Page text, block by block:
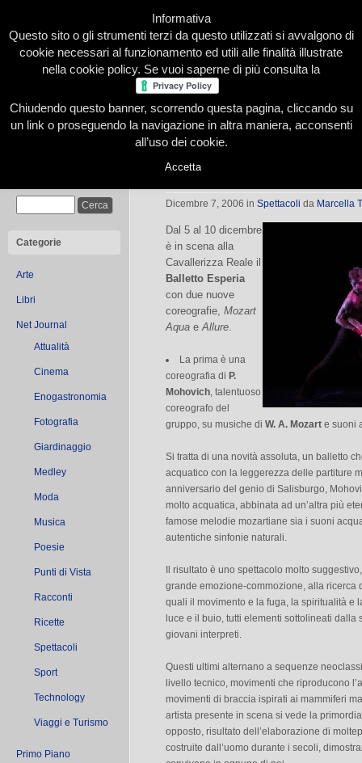
Home Presentazione Redazione Le nostre firme
Categorie
Arte
Libri
Net Journal
Attualità
Cinema
Enogastronomia
Fotografia
Giardinaggio
Medley
Moda
Musica
Poesie
Punti di Vista
Racconti
Ricette
Spettacoli
Sport
Technology
Viaggi e Turismo
Primo Piano
A Torino il Balletto Esperia
Dicembre 7, 2006 in Spettacoli da Marcella
Dal 5 al 10 dicembre
è in scena alla
Cavallerizza Reale il
Balletto Esperia
con due nuove
coreografie, Mozart
Aqua eAllure.
La prima è una
coreografia di P.
Mohovich, talentuoso
coreografo del
gruppo, su musiche di W. A. Mozart e suoni
Si tratta di una novità assoluta, un balletto
acquatico con la leggerezza delle partiture
anniversario del genio di Salisburgo,
molto acquatica, abbinata ad un’altra più
famose melodie mozartiane sia i suoni
autentiche sinfonie naturali.
Il risultato è uno spettacolo molto
grande emozione-commozione, alla
quali il movimento e la fuga, la spiritualità e
luce e il buio, tutti elementi sottolineati
giovani interpreti.
Questi ultimi alternano a sequenze
livello tecnico, movimenti che riproducono
movimenti di braccia ispirati ai mammiferi
artista presente in scena si vede la
opposto, risultato dell’elaborazione di
costruite dall’uomo durante i secoli,
Informativa
Questo sito o gli strumenti terzi da questo utilizzati si avvalgono di
cookie necessari al funzionamento ed utili alle finalità illustrate
nella cookie policy. Se vuoi saperne di più consulta la
Chiudendo questo banner, scorrendo questa pagina, cliccando su
un link o proseguendo la navigazione in altra maniera, acconsenti
all’uso dei cookie.
Accetta